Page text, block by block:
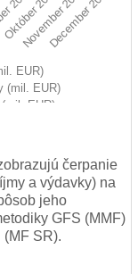
EUR)
(mil. EUR)
EUR)
(mil. EUR)
Október 2026
November 2026
December 2026
čerpanie
a výdavky) na
jeho
GFS (MMF)
SR).